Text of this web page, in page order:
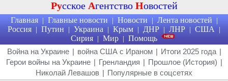
Русское Агентство Новостей
Главная | Главные новости | Новости | Лента новостей |
Россия | Путин | Украина | Крым | ДНР | ЛНР | США |
Сирия | Мир | Помощь
Война на Украине | война США с Ираном | Итоги 2025 года |
Герои войны на Украине | Гренландия | Прошлое (История) |
Николай Левашов | Популярные в соцсетях